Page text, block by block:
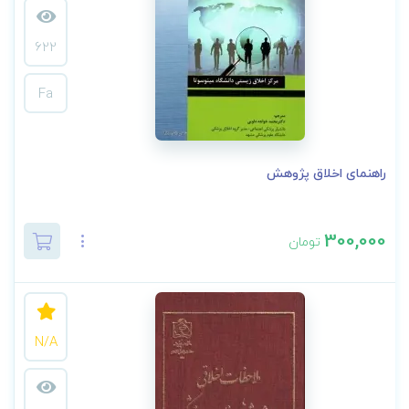
622
Fa
راهنمای اخلاق پژوهش
300,000تومان
N/A